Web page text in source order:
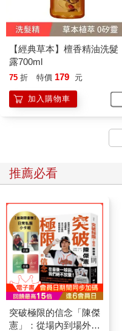
【經典草本】檀香精油洗髮
露700ml
75 折 特價 179 元
加入購物車
推薦必看
突破極限的信念「陳傑
憲」：從場內到場外，